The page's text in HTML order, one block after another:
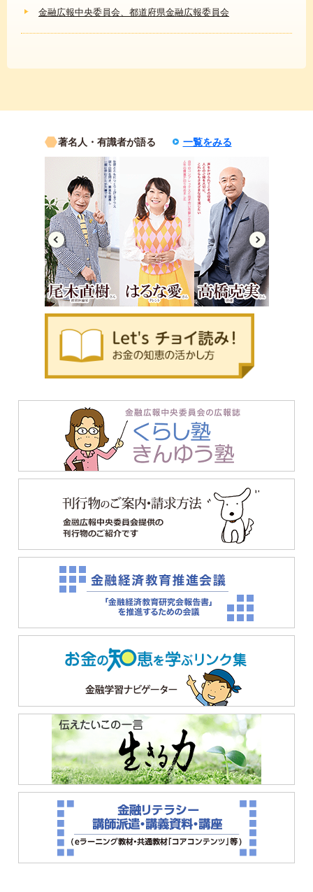
金融広報中央委員会、都道府県金融広報委員会
著名人・有識者が語る 一覧をみる